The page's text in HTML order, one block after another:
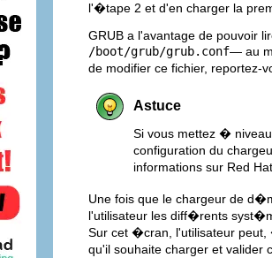
l'�tape 2 et d'en charger la
GRUB a l'avantage de pouvoir
/boot/grub/grub.conf— au
de modifier ce fichier,
Astuce
Si vous mettez �
configuration du
informations sur Red
Une fois que le chargeur de
l'utilisateur les diff�rents
Sur cet �cran, l'utilisateur
qu'il souhaite charger et valider